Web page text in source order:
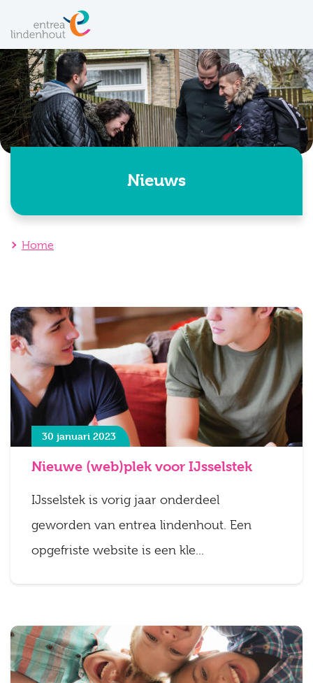
Nieuws
Home
30 januari 2023
Nieuwe (web)plek voor IJsselstek
IJsselstek is vorig jaar onderdeel
geworden van entrea lindenhout. Een
opgefriste website is een kle...